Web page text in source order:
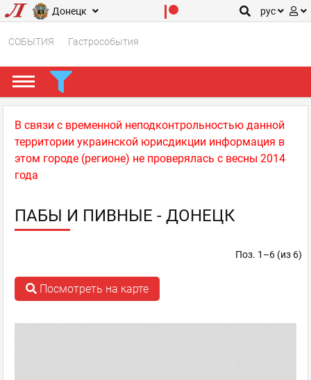
Донецк рус
СОБЫТИЯ Гастрособытия
В связи с временной неподконтрольностью данной
территории украинской юрисдикции информация в
этом городе (регионе) не проверялась с весны 2014
года
ПАБЫ И ПИВНЫЕ - ДОНЕЦК
Поз. 1–6 (из 6)
Посмотреть на карте